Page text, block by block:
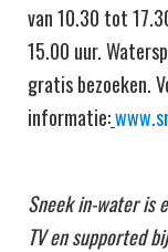
van 10.30 tot
15.00 uur.
gratis bezoeken.
informatie:
Sneek in-water is
TV en supported